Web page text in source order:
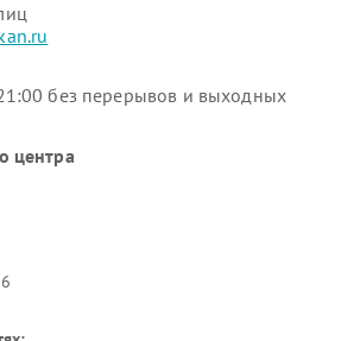
без перерывов и выходных
центра